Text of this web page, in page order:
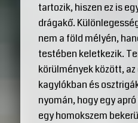
tartozik, hiszen ez is
drágakő.
nem a föld mélyén,
testében keletkezik.
körülmények között,
kagylókban és
nyomán, hogy egy
egy homokszem